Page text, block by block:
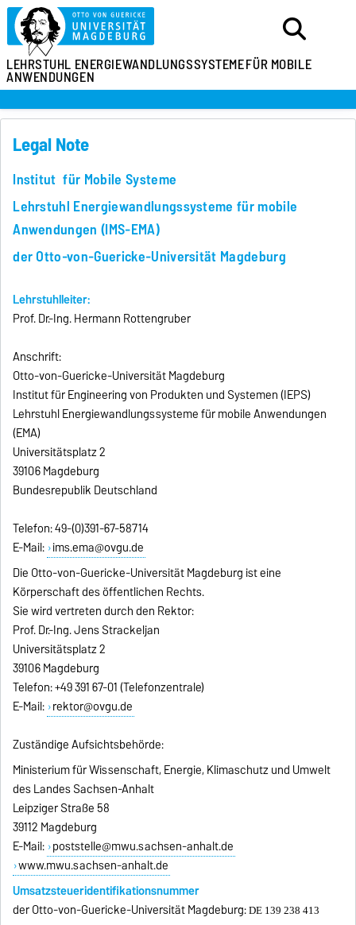
LEHRSTUHL ENERGIEWANDLUNGSSYSTEMEFÜR MOBILE
ANWENDUNGEN
Legal Note
Institut für Mobile Systeme
Lehrstuhl Energiewandlungssysteme für mobile
Anwendungen (IMS-EMA)
der Otto-von-Guericke-Universität Magdeburg
Lehrstuhlleiter:
Prof. Dr.-Ing. Hermann Rottengruber
Anschrift:
Otto-von-Guericke-Universität Magdeburg
Institut für Engineering von Produkten und Systemen (IEPS)
Lehrstuhl Energiewandlungssysteme für mobile Anwendungen
(EMA)
Universitätsplatz 2
39106 Magdeburg
Bundesrepublik Deutschland
Telefon: 49-(0)391-67-58714
E-Mail: ims.ema@ovgu.de
Die Otto-von-Guericke-Universität Magdeburg ist eine
Körperschaft des öffentlichen Rechts.
Sie wird vertreten durch den Rektor:
Prof. Dr.-Ing. Jens Strackeljan
Universitätsplatz 2
39106 Magdeburg
Telefon: +49 391 67-01 (Telefonzentrale)
E-Mail: rektor@ovgu.de
Zuständige Aufsichtsbehörde:
Ministerium für Wissenschaft, Energie, Klimaschutz und Umwelt
des Landes Sachsen-Anhalt
Leipziger Straße 58
39112 Magdeburg
E-Mail: poststelle@mwu.sachsen-anhalt.de
www.mwu.sachsen-anhalt.de
Umsatzsteueridentifikationsnummer
der Otto-von-Guericke-Universität Magdeburg:DE 139 238 413